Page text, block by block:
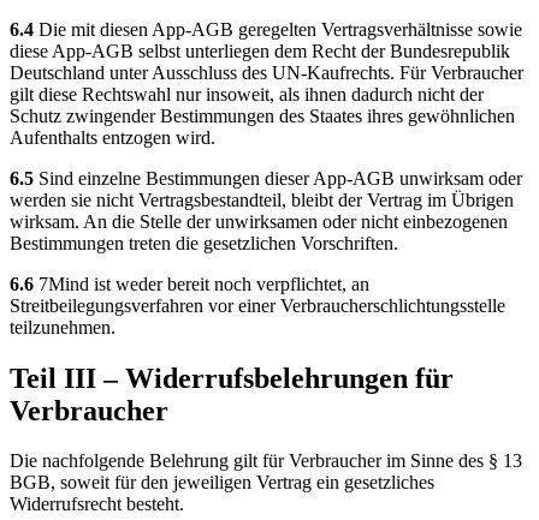
6.4 Die mit diesen App-AGB geregelten Vertragsverhältnisse sowie
diese App-AGB selbst unterliegen dem Recht der Bundesrepublik
Deutschland unter Ausschluss des UN-Kaufrechts. Für Verbraucher
gilt diese Rechtswahl nur insoweit, als ihnen dadurch nicht der
Schutz zwingender Bestimmungen des Staates ihres gewöhnlichen
Aufenthalts entzogen wird.
6.5 Sind einzelne Bestimmungen dieser App-AGB unwirksam oder
werden sie nicht Vertragsbestandteil, bleibt der Vertrag im Übrigen
wirksam. An die Stelle der unwirksamen oder nicht einbezogenen
Bestimmungen treten die gesetzlichen Vorschriften.
6.6 7Mind ist weder bereit noch verpflichtet, an
Streitbeilegungsverfahren vor einer Verbraucherschlichtungsstelle
teilzunehmen.
Teil III – Widerrufsbelehrungen für
Verbraucher
Die nachfolgende Belehrung gilt für Verbraucher im Sinne des § 13
BGB, soweit für den jeweiligen Vertrag ein gesetzliches
Widerrufsrecht besteht.